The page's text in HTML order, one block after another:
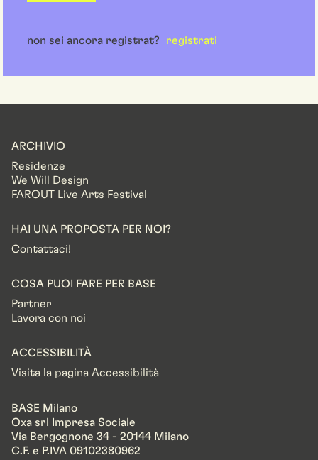
non sei ancora registrat? registrati
ARCHIVIO
Residenze
We Will Design
FAROUT Live Arts Festival
HAI UNA PROPOSTA PER NOI?
Contattaci!
COSA PUOI FARE PER BASE
Partner
Lavora con noi
ACCESSIBILITÀ
Visita la pagina Accessibilità
BASE Milano
Oxa srl Impresa Sociale
Via Bergognone 34 - 20144 Milano
C.F. e P.IVA 09102380962